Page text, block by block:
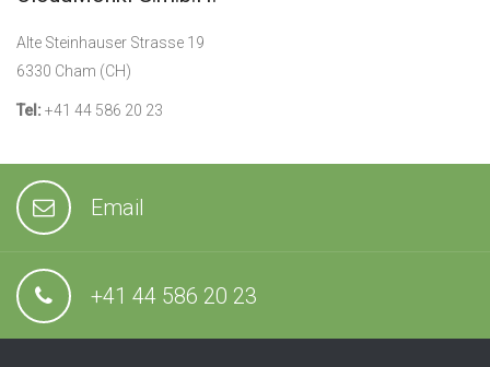
Alte Steinhauser Strasse 19
6330 Cham (CH)
Tel: +41 44 586 20 23
Email
+41 44 586 20 23